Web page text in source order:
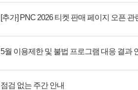
[추가] PNC 2026 티켓 판매 페이지 오픈 관
5월 이용제한 및 불법 프로그램 대응 결과
점검 없는 주간 안내